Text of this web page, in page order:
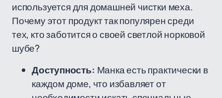
используется для домашней чистки меха.
Почему этот продукт так популярен среди
тех, кто заботится о своей светлой норковой
шубе?
Доступность: Манка есть практически в
каждом доме, что избавляет от